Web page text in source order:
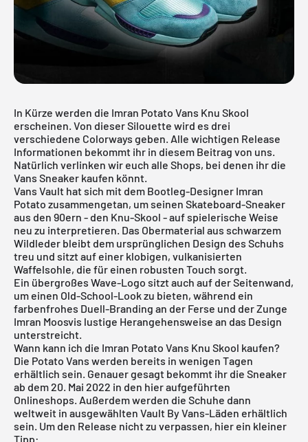
In Kürze werden die Imran Potato Vans Knu Skool
erscheinen. Von dieser Silouette wird es drei
verschiedene Colorways geben. Alle wichtigen Release
Informationen bekommt ihr in diesem Beitrag von uns.
Natürlich verlinken wir euch alle Shops, bei denen ihr die
Vans Sneaker kaufen könnt.
Vans Vault hat sich mit dem Bootleg-Designer Imran
Potato zusammengetan, um seinen Skateboard-Sneaker
aus den 90ern - den Knu-Skool - auf spielerische Weise
neu zu interpretieren. Das Obermaterial aus schwarzem
Wildleder bleibt dem ursprünglichen Design des Schuhs
treu und sitzt auf einer klobigen, vulkanisierten
Waffelsohle, die für einen robusten Touch sorgt.
Ein übergroßes Wave-Logo sitzt auch auf der Seitenwand,
um einen Old-School-Look zu bieten, während ein
farbenfrohes Duell-Branding an der Ferse und der Zunge
Imran Moosvis lustige Herangehensweise an das Design
unterstreicht.
Wann kann ich die Imran Potato Vans Knu Skool kaufen?
Die Potato Vans werden bereits in wenigen Tagen
erhältlich sein. Genauer gesagt bekommt ihr die Sneaker
ab dem 20. Mai 2022 in den hier aufgeführten
Onlineshops. Außerdem werden die Schuhe dann
weltweit in ausgewählten Vault By Vans-Läden erhältlich
sein. Um den Release nicht zu verpassen, hier ein kleiner
Tipp: